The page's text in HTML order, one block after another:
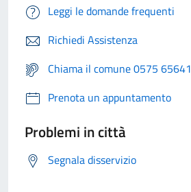
Leggi le domande frequenti
Richiedi Assistenza
Chiama il comune 0575 65641
Prenota un appuntamento
Problemi in città
Segnala disservizio